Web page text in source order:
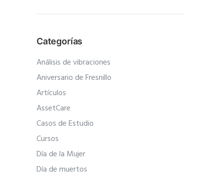
Categorías
Análisis de vibraciones
Aniversario de Fresnillo
Artículos
AssetCare
Casos de Estudio
Cursos
Día de la Mujer
Día de muertos